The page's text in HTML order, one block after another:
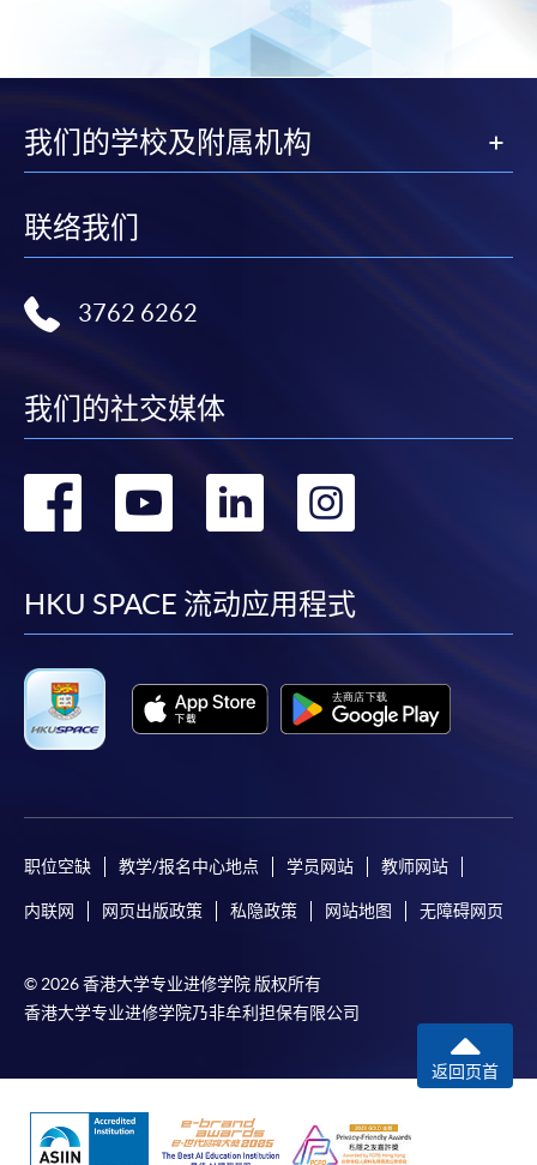
我们的学校及附属机构
联络我们
3762 6262
我们的社交媒体
转
facebook
转
youtube
转
linkedin
转
HKU SPACE 流动应用程式
职位空缺 教学/报名中心地点 学员网站 教师网站
内联网 网页出版政策 私隐政策 网站地图 无障碍网页
© 2026 香港大学专业进修学院 版权所有
香港大学专业进修学院乃非牟利担保有限公司
返回页首